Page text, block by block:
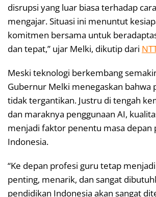
disrupsi yang luar biasa terhadap
mengajar. Situasi ini menuntut
komitmen bersama untuk
dan tepat,” ujar Melki, dikutip dari
Meski teknologi berkembang
Gubernur Melki menegaskan bahwa
tidak tergantikan. Justru di tengah
dan maraknya penggunaan AI,
menjadi faktor penentu masa depan
Indonesia.
“Ke depan profesi guru tetap
penting, menarik, dan sangat
pendidikan Indonesia akan sangat